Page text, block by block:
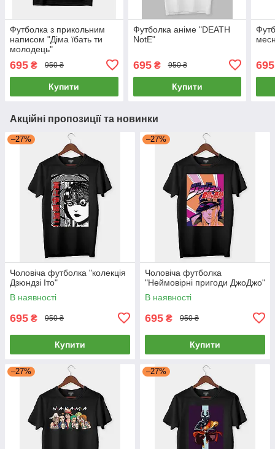
Футболка з прикольним
написом "Діма їбать ти
молодець"
695 ₴ 950 ₴
Купити
Футболка аніме "DEATH
NotE"
695₴ 950 ₴
Купити
695
Акційні пропозиції та новинки
–27%
Чоловіча футболка "колекція
Дзюндзі Іто"
В наявності
695 ₴ 950 ₴
Купити
–27%
Чоловіча футболка
"Неймовірні пригоди ДжоДжо"
В наявності
695 ₴ 950 ₴
Купити
–27% –27%